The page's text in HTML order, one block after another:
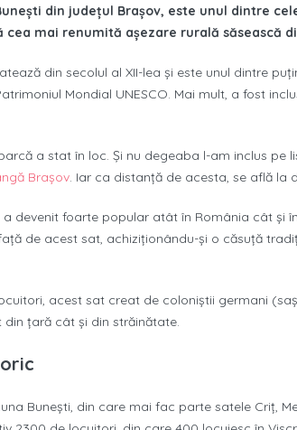
din județul Brașov, este unul dintre
mai renumită așezare rurală săsească
din secolul al XII-lea și este unul dintre
Mondial UNESCO. Mai mult, a fost
a stat în loc. Și nu degeaba l-am inclus pe
Brașov . Iar ca distanță de acesta, se află la
a devenit foarte popular atât în România cât și
de acest sat, achiziționându-și o căsuță
acest sat creat de coloniștii germani
țară cât și din străinătate.
Bunești, din care mai fac parte satele Criț,